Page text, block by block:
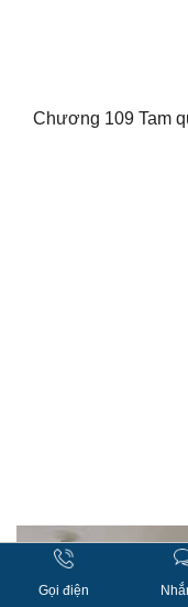
Chương 109 Tam
Gọi điện